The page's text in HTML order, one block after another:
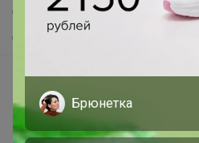
Самое желанное
Самое быстрое
Начать зарабатывать с 24-ok
Picabox.ru - Лучшее место
Розыгрыш - Генератор
Брюнетка